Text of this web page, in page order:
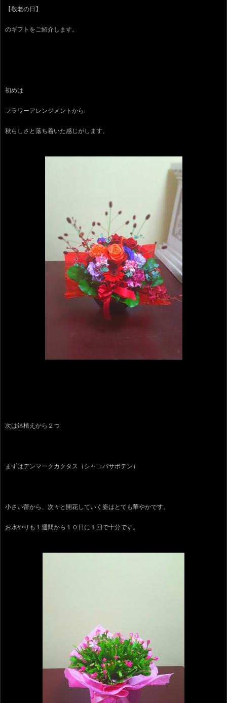
【敬老の日】
のギフトをご紹介します。
初めは
フラワーアレンジメントから
秋らしさと落ち着いた感じがします。
次は鉢植えから２つ
まずはデンマークカクタス（シャコバサボテン）
小さい蕾から、次々と開花していく姿はとても華やかです。
お水やりも１週間から１０日に１回で十分です。